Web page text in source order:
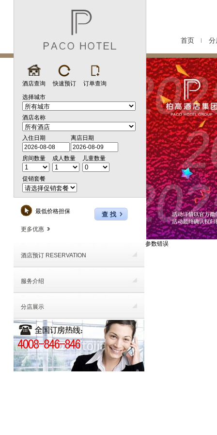
首页 分
酒店查询 快速预订
订单查询
选择城市
酒店名称
入住日期 离店日期
房间数量 成人数量 儿童数量
促销套餐
最低价格担保
更多优惠
酒店预订 RESERVATION
服务介绍
分店展示
参数错误